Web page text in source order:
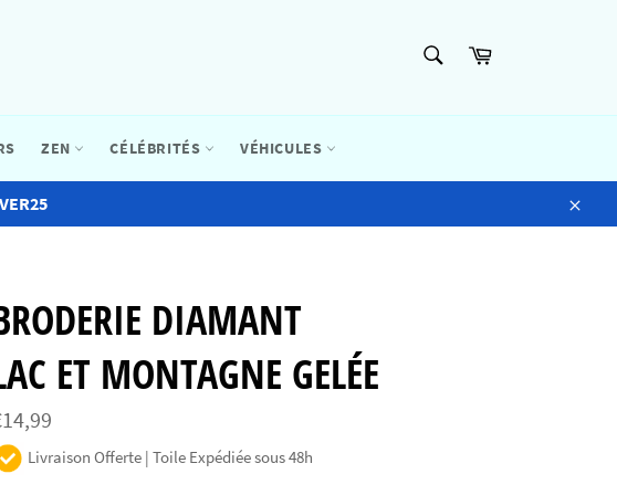
Panier
ZEN CÉLÉBRITÉS VÉHICULES
Close
DIAMANT
ET MONTAGNE GELÉE
Livraison Offerte | Toile Expédiée sous 48h